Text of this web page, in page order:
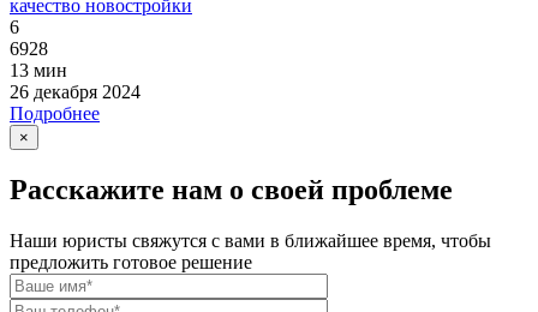
качество новостройки
6
6928
13 мин
26 декабря 2024
Подробнее
×
Расскажите нам о своей проблеме
Наши юристы свяжутся с вами в ближайшее время, чтобы
предложить готовое решение